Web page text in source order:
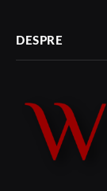
DESPRE